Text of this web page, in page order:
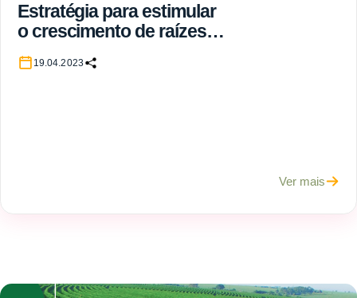
Estratégia para estimular
o crescimento de raízes
do cafeeiro no inverno
19.04.2023
Ver mais